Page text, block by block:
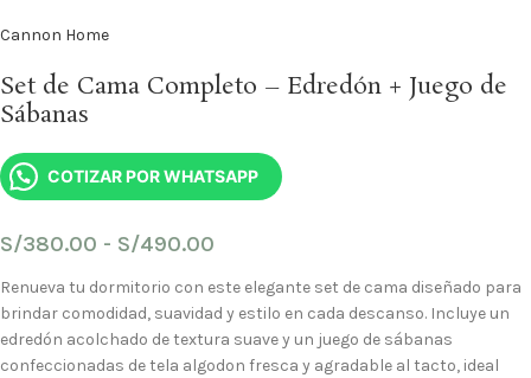
Cannon Home
Set de Cama Completo – Edredón + Juego de
Sábanas
COTIZAR POR WHATSAPP
S/380.00 - S/490.00
Renueva tu dormitorio con este elegante set de cama diseñado para
brindar comodidad, suavidad y estilo en cada descanso. Incluye un
edredón acolchado de textura suave y un juego de sábanas
confeccionadas de tela algodon fresca y agradable al tacto, ideal